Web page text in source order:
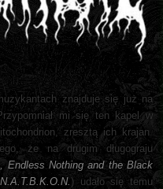
znajduje się już na
mi się ten kapel w
zresztą ich krajan.
że na drugim długograju
Endless Nothing and the Black
) udało się temu